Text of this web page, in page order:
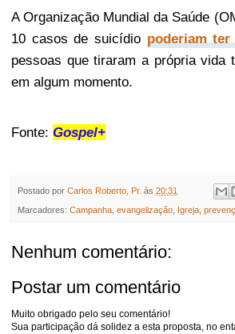
A Organização Mundial da Saúde
10 casos de suicídio poderiam
pessoas que tiraram a própria vida
em algum momento.
Fonte: Gospel+
Postado por Carlos Roberto, Pr. às 20:31
Marcadores: Campanha evangelização Igreja
Nenhum comentário:
Postar um comentário
Muito obrigado pelo seu comentário!
Sua participação dá solidez a esta proposta, no